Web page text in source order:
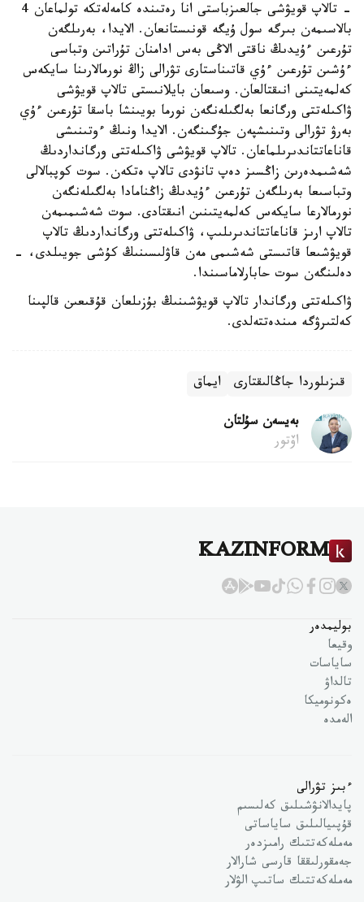
- تالاپ قويۋشى جالعىزباستى انا رەتىندە كامەلەتكە تولماعان 4
بالاسىمەن بىرگە سول ۇيگە قونىستانعان. الايدا، بەرىلگەن
تۇرعىن ءۇيدىڭ ناقتى الاڭى بەس ادامنان تۇراتىن وتباسى
ءۇشىن تۇرعىن ءۇي قاتىناستارى تۋرالى زاڭ نورمالارىنا سايكەس
كەلمەيتىنى انىقتالعان. وسىعان بايلانىستى تالاپ قويۋشى
ۋاكىلەتتى ورگانعا بەلگىلەنگەن نورما بويىنشا باسقا تۇرعىن ءۇي
بەرۋ تۋرالى وتىنىشپەن جۇگىنگەن. الايدا ونىڭ ءوتىنىشى
قاناعاتتاندىرىلماعان. تالاپ قويۋشى ۋاكىلەتتى ورگانداردىڭ
شەشىمدەرىن زاڭسىز دەپ تانۋدى تالاپ ەتكەن. سوت كوپبالالى
وتباسىعا بەرىلگەن تۇرعىن ءۇيدىڭ زاڭنامادا بەلگىلەنگەن
نورمالارعا سايكەس كەلمەيتىنىن انىقتادى. سوت شەشىمىمەن
تالاپ ارىز قاناعاتتاندىرىلىپ، ۋاكىلەتتى ورگانداردىڭ تالاپ
قويۋشىعا قاتىستى شەشىمى مەن قاۋلىسىنىڭ كۇشى جويىلدى، -
دەلىنگەن سوت حابارلاماسىندا.
ۋاكىلەتتى ورگاندار تالاپ قويۋشىنىڭ بۇزىلعان قۇقىعىن قالپىنا
كەلتىرۋگە مىندەتتەلدى.
قىزىلوردا جاڭالىقتارى ايماق
بەيسەن سۇلتان
اۆتور
KAZINFORM
بوليمدەر
وقيعا
ساياسات
تالداۋ
ەكونوميكا
الەمدە
ءبىز تۋرالى
پايدالانۋشىلىق كەلىسىم
قۇپىيالىلىق ساياساتى
مەملەكەتتىك رامىزدەر
جەمقورلىققا قارسى شارالار
مەملەكەتتىك ساتىپ الۋلار